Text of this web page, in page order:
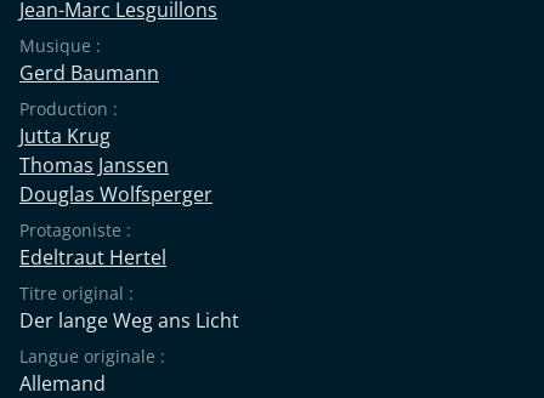
Jean-Marc Lesguillons
Musique :
Gerd Baumann
Production :
Jutta Krug
Thomas Janssen
Douglas Wolfsperger
Protagoniste :
Edeltraut Hertel
Titre original :
Der lange Weg ans Licht
Langue originale :
Allemand